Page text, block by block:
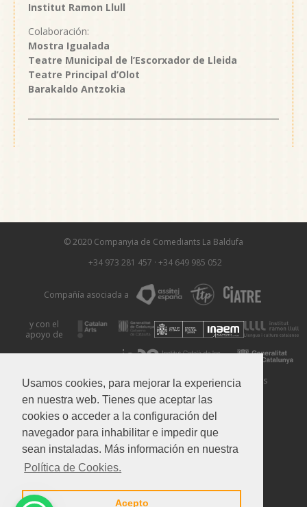
Usamos cookies, para mejorar la experiencia
en nuestra web. Tienes que aceptar las
cookies o acceder a la configuración del
navegador para inhabilitar e impedir que
sean instaladas. Más información en nuestra
Política de Cookies.
Acepto
Institut Ramon Llull
Colaboración:
Mostra Igualada
Teatre Municipal de l’Escorxador de Lleida
Teatre Principal d’Olot
Barakaldo Antzokia
© 2020 Companyia de Comediants La Baldufa
+34 973 281 457 · +34 649 985 052
Compañía asociada a
y con el
apoyo de
Aviso Legal Política de Privacidad Política de Cookies